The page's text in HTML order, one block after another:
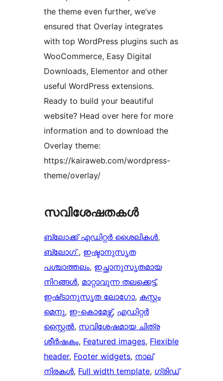
the theme even further, we’ve
ensured that Overlay integrates
with top WordPress plugins such as
WooCommerce, Easy Digital
Downloads, Elementor and other
useful WordPress extensions.
Ready to build your beautiful
website? Head over here for more
information and to download the
Overlay theme:
https://kairaweb.com/wordpress-
theme/overlay/
സവിശേഷതകൾ
ബ്ലോക്ക് എഡിറ്റർ ശൈലികൾ
ബ്ലോഗ്, ഇഷ്ടാനുസൃത
പശ്ചാത്തലം, ഇച്ഛാനുസൃതമായ
നിറങ്ങള്‍, മാറ്റാവുന്ന തലക്കെട്ട്‌
ഇഷ്‌ടാനുസൃത ലോഗോ, കസ്റ്റം
മെനു, ഇ-കൊമേഴ്സ്, എഡിറ്റർ
സ്റ്റൈൽ, സവിശേഷമായ ചിത്ര
ശീർഷകം, Featured images, Flexible
header, Footer widgets, നാല്
നിരകൾ, Full width template, ഗ്രിഡ്